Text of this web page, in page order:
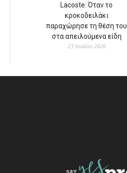
Lacoste: Όταν το
κροκοδειλάκι
παραχώρησε τη θέση του
στα απειλούμενα είδη
23 Ιουλίου 2026